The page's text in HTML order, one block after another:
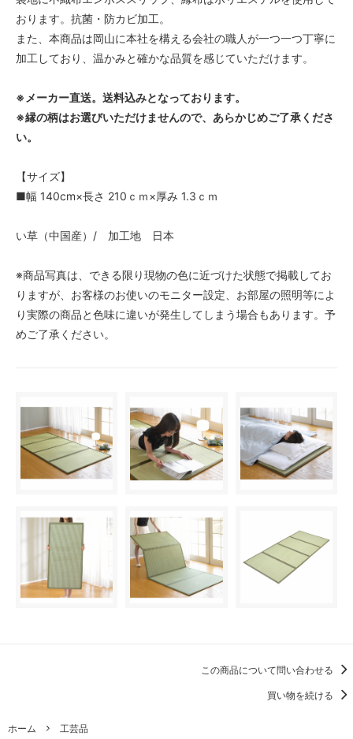
おります。抗菌・防カビ加工。
また、本商品は岡山に本社を構える会社の職人が一つ一つ丁寧に
加工しており、温かみと確かな品質を感じていただけます。
※メーカー直送。送料込みとなっております。
※縁の柄はお選びいただけませんので、あらかじめご了承くださ
い。
【サイズ】
■幅 140cm×長さ 210ｃｍ×厚み 1.3ｃｍ
い草（中国産）/ 加工地 日本
※商品写真は、できる限り現物の色に近づけた状態で掲載してお
りますが、お客様のお使いのモニター設定、お部屋の照明等によ
り実際の商品と色味に違いが発生してしまう場合もあります。予
めご了承ください。
この商品について問い合わせる
買い物を続ける
ホーム
工芸品